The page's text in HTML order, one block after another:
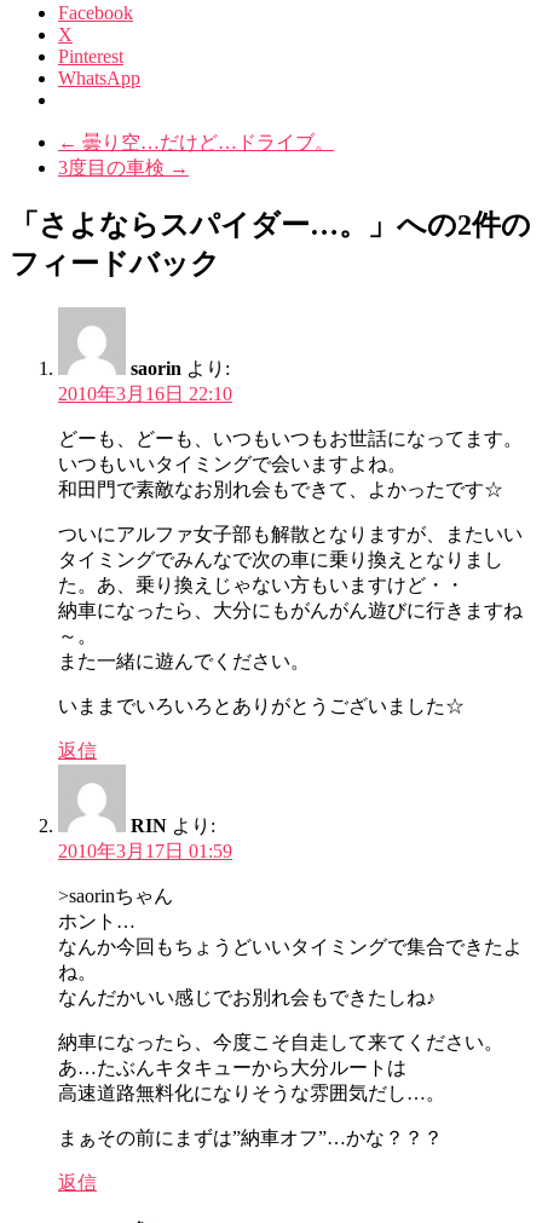
Facebook
X
Pinterest
WhatsApp
← 曇り空…だけど…ドライブ。
3度目の車検 →
「さよならスパイダー…。」への2件の
フィードバック
saorin より:
2010年3月16日 22:10
どーも、どーも、いつもいつもお世話になってます。
いつもいいタイミングで会いますよね。
和田門で素敵なお別れ会もできて、よかったです☆
ついにアルファ女子部も解散となりますが、またいい
タイミングでみんなで次の車に乗り換えとなりまし
た。あ、乗り換えじゃない方もいますけど・・
納車になったら、大分にもがんがん遊びに行きますね
～。
また一緒に遊んでください。
いままでいろいろとありがとうございました☆
返信
RIN より:
2010年3月17日 01:59
>saorinちゃん
ホント…
なんか今回もちょうどいいタイミングで集合できたよ
ね。
なんだかいい感じでお別れ会もできたしね♪
納車になったら、今度こそ自走して来てください。
あ…たぶんキタキューから大分ルートは
高速道路無料化になりそうな雰囲気だし…。
まぁその前にまずは”納車オフ”…かな？？？
返信